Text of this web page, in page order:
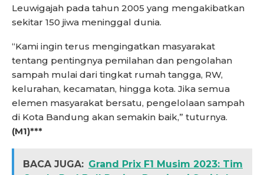
Leuwigajah pada tahun 2005 yang mengakibatkan
sekitar 150 jiwa meninggal dunia.
“Kami ingin terus mengingatkan masyarakat
tentang pentingnya pemilahan dan pengolahan
sampah mulai dari tingkat rumah tangga, RW,
kelurahan, kecamatan, hingga kota. Jika semua
elemen masyarakat bersatu, pengelolaan sampah
di Kota Bandung akan semakin baik,” tuturnya.
(M1)***
BACA JUGA: Grand Prix F1 Musim 2023: Tim